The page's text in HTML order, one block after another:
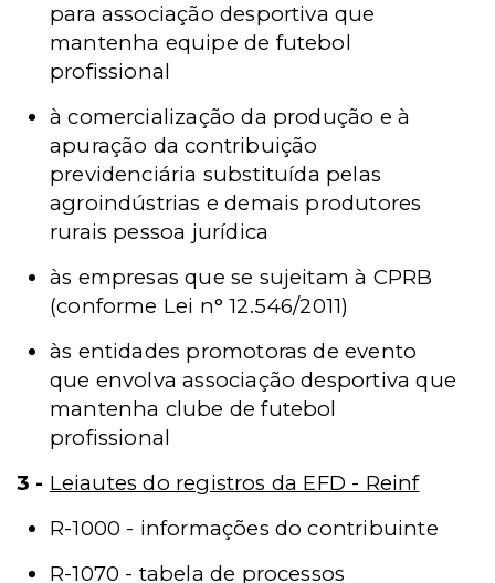
para associação desportiva que
mantenha equipe de futebol
profissional
à comercialização da produção e à
apuração da contribuição
previdenciária substituída pelas
agroindústrias e demais produtores
rurais pessoa jurídica
às empresas que se sujeitam à CPRB
(conforme Lei n° 12.546/2011)
às entidades promotoras de evento
que envolva associação desportiva que
mantenha clube de futebol
profissional
3 - Leiautes do registros da EFD - Reinf
R-1000 - informações do contribuinte
R-1070 - tabela de processos